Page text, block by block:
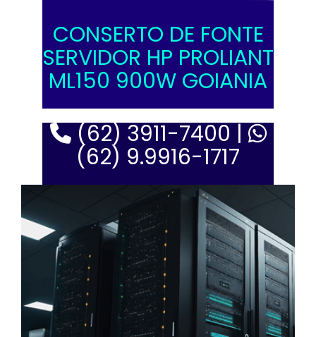
CONSERTO DE FONTE
SERVIDOR HP PROLIANT
ML150 900W GOIANIA
(62) 3911-7400 |
(62) 9.9916-1717